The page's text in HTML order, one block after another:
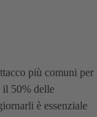
più comuni per
il 50% delle
è essenziale